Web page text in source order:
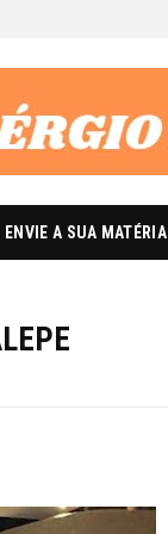
ENVIE A SUA MATÉRIA